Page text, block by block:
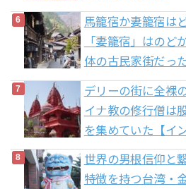
馬籠宿か妻籠宿は
「妻籠宿」はのど
体の古民家街だっ
デリーの街に全裸
イナ教の修行僧は
を集めていた【イ
世界の男根信仰と
特徴を持つ台湾・